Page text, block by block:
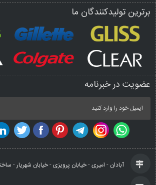
برترین تولیدکنندگان ما
عضویت در خبرنامه
آبادان - امیری - خیابان پرویزی - خیابان شهریار -